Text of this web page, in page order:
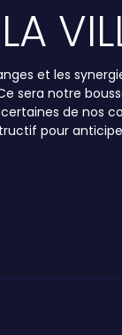
et les
sera notre
de nos
pour